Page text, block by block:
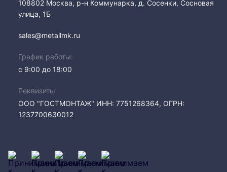
108802​ Москва, р-н Коммунарка, д. Сосенки, Сосновая
улица, 1Б
sales@metallmk.ru
График работы:
с 9:00 до 18:00
Реквизиты
ООО "ГОСТМОНТАЖ" ИНН: 7751268364, ОГРН:
1237700630012